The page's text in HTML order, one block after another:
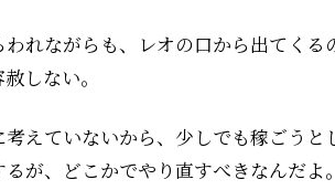
れながらも、レオの口から出てくる
しない。
考えていないから、少しでも稼ごう
るが、どこかでやり直すべきなんだ